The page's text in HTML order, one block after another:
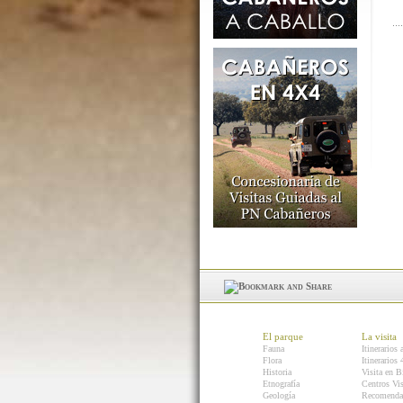
El parque
Fauna
Flora
Historia
Etnografía
Geología
La visita
Itinerarios
Itinerarios
Visita en
Centros